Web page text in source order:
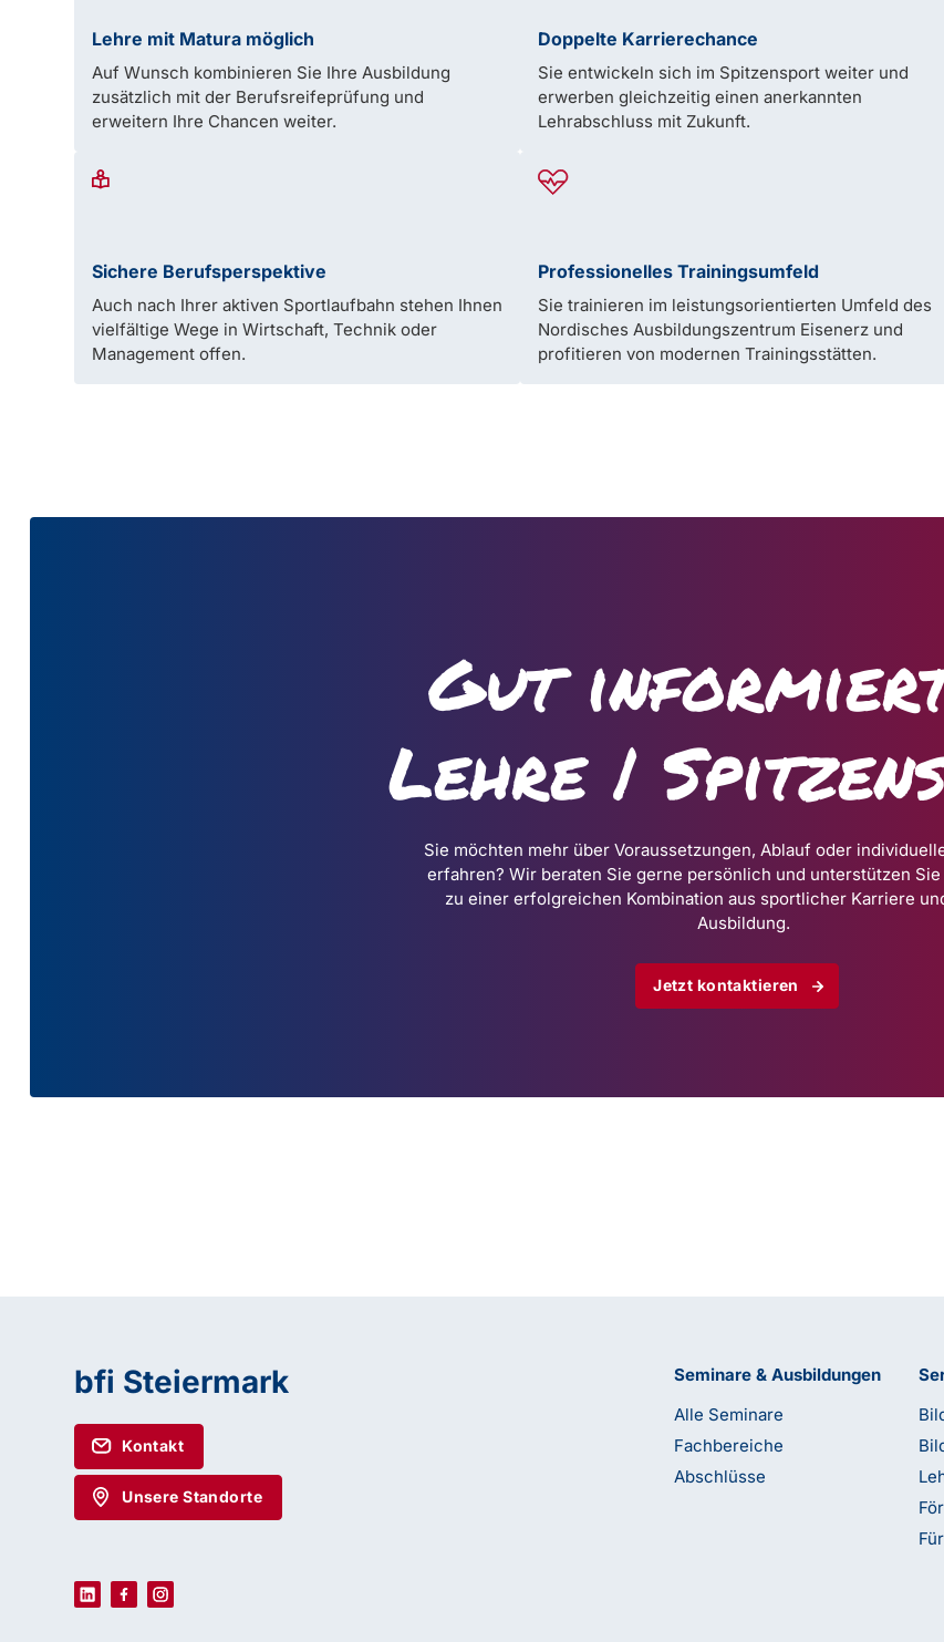
Lehre mit Matura möglich
Auf Wunsch kombinieren Sie Ihre Ausbildung
zusätzlich mit der Berufsreifeprüfung und
erweitern Ihre Chancen weiter.
Doppelte Karrierechance
Sie entwickeln sich im Spitzensport weiter und
erwerben gleichzeitig einen anerkannten
Lehrabschluss mit Zukunft.
Sichere Berufsperspektive
Auch nach Ihrer aktiven Sportlaufbahn stehen Ihnen
vielfältige Wege in Wirtschaft, Technik oder
Management offen.
Professionelles Trainingsumfeld
Sie trainieren im leistungsorientierten Umfeld des
Nordisches Ausbildungszentrum Eisenerz und
profitieren von modernen Trainingsstätten.
Gut
Lehre |
Sie möchten mehr über Voraussetzungen, Ablauf oder
erfahren? Wir beraten Sie gerne persönlich und unterstützen Sie
zu einer erfolgreichen Kombination aus sportlicher Karriere
Ausbildung.
Jetzt kontaktieren
bfi Steiermark
Kontakt
Unsere Standorte
Seminare & Ausbildungen
Alle Seminare
Fachbereiche
Abschlüsse